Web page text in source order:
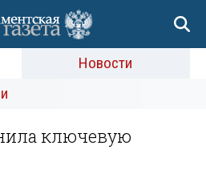
Новости
ключевую